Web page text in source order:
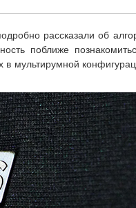
рассказали об
поближе
мультирумной